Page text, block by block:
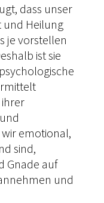
dass unser
und Heilung
je vorstellen
ist sie
emotional,
sind,
Gnade auf
und